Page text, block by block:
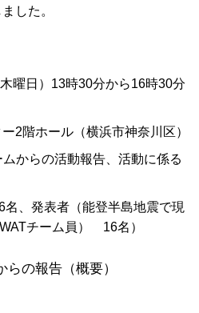
した。
曜日）13時30分から16時30分
2階ホール（横浜市神奈川区）
からの活動報告、活動に係る
、発表者（能登半島地震で現
チーム員） 16名）
の報告（概要）